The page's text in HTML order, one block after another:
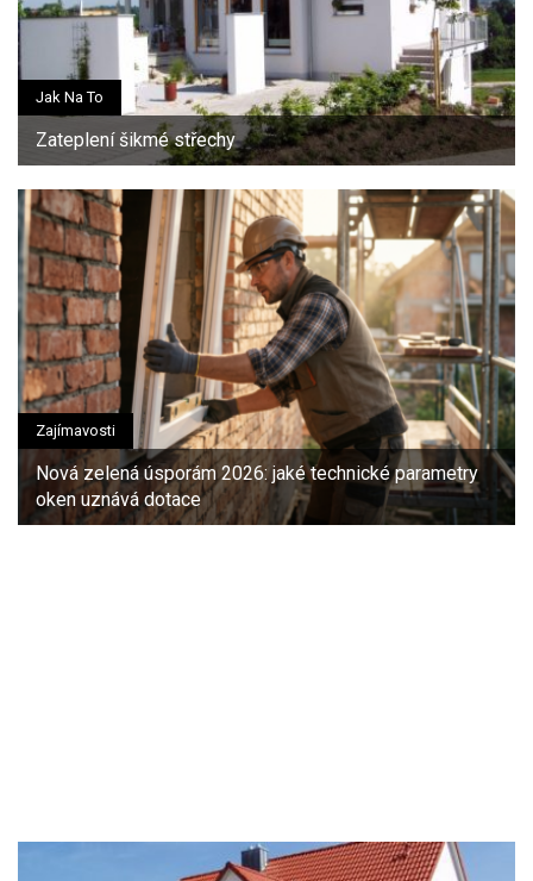
Jak Na To
Zateplení šikmé střechy
Zajímavosti
Nová zelená úsporám 2026: jaké technické parametry
oken uznává dotace